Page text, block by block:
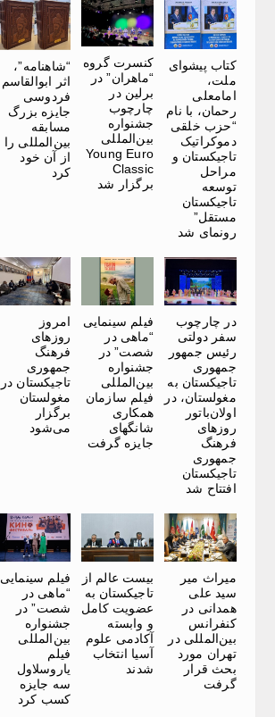
کتاب پیشوای
ملت،
امامعلی
رحمان، با نام
“حزب خلقی
دموکراتیک
تاجیکستان و
مراحل
توسعه
تاجیکستان
مستقل”
رونمای شد
کنسرت گروه
“ماهران” در
برلین در
چارچوب
جشنواره
بین‌المللی
Young Euro
Classic
برگزار شد
“شاهنامه”،
اثر ابوالقاسم
فردوسی
جایزه بزرگ
مسابقه
بین‌المللی را
از آن خود
کرد
در چارچوب
سفر دولتی
رئیس جمهور
جمهوری
تاجیکستان به
مغولستان، در
اولان‌باتور
روزهای
فرهنگ
جمهوری
تاجیکستان
افتتاح شد
فیلم سینمایی
“ماهی در
شصت” در
جشنواره
بین‌المللی
فیلم سازمان
همکاری
شانگهای
جایزه گرفت
امروز
روزهای
فرهنگ
جمهوری
تاجیکستان در
مغولستان
برگزار
می‌شود
میراث میر
سید علی
همدانی در
کنفرانس
بین‌المللی در
تهران مورد
بحث قرار
گرفت
بیست عالم از
تاجیکستان به
عضویت کامل
و وابسته
آکادمی علوم
آسیا انتخاب
شدند
فیلم سینمایی
“ماهی در
شصت” در
جشنواره
بین‌المللی
فیلم
یاروسلاول
سه جایزه
کسب کرد